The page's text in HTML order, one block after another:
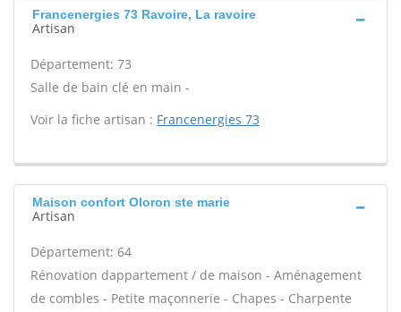
Francenergies 73 Ravoire, La ravoire
Artisan
Département: 73
Salle de bain clé en main -
Voir la fiche artisan : Francenergies 73
Maison confort Oloron ste marie
Artisan
Département: 64
Rénovation dappartement / de maison - Aménagement
de combles - Petite maçonnerie - Chapes - Charpente